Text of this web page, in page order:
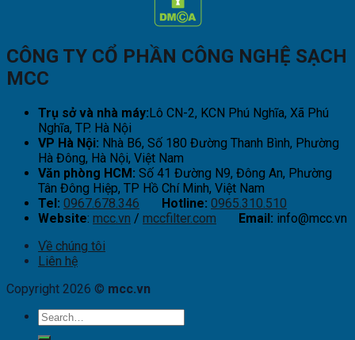
CÔNG TY CỔ PHẦN CÔNG NGHỆ SẠCH
MCC
Trụ sở và nhà máy: Lô CN-2, KCN Phú Nghĩa, Xã Phú
Nghĩa, TP. Hà Nội
VP Hà Nội: Nhà B6, Số 180 Đường Thanh Bình, Phường
Hà Đông, Hà Nội, Việt Nam
Văn phòng HCM: Số 41 Đường N9, Đông An, Phường
Tân Đông Hiệp, TP Hồ Chí Minh, Việt Nam
Tel: 0967.678.346 Hotline: 0965.310.510
Website: mcc.vn / mccfilter.com Email: info@mcc.vn
Về chúng tôi
Liên hệ
Copyright 2026 © mcc.vn